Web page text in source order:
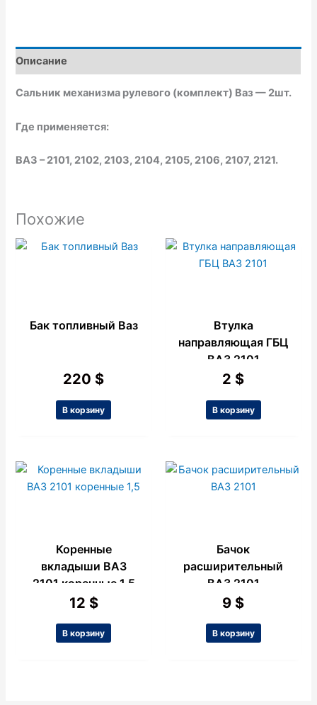
o
o
k
a
p
o
e
Описание
Сальник механизма рулевого (комплект) Ваз — 2шт.
Где применяется:
ВАЗ – 2101, 2102, 2103, 2104, 2105, 2106, 2107, 2121.
Похожие
Бак топливный Ваз
220 $
В корзину
Втулка
направляющая ГБЦ
ВАЗ 2101
2 $
В корзину
Коренные
вкладыши ВАЗ
2101 коренные 1,5
12 $
В корзину
Бачок
расширительный
ВАЗ 2101
9 $
В корзину